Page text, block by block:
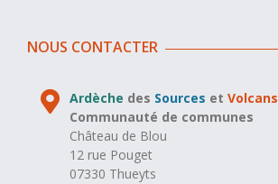
NOUS CONTACTER
Ardèche des Sources etVolcans
Communauté de communes
Château de Blou
12 rue Pouget
07330 Thueyts